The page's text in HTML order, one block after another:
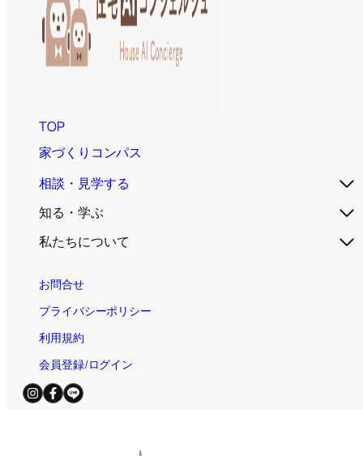
TOP
家づくりコンパス
相談・見学する
知る・学ぶ
私たちについて
お問合せ
プライバシーポリシー
利用規約
会員登録/ログイン